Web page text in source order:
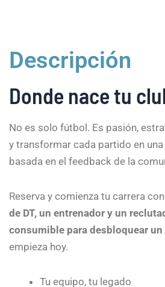
Descripción
Donde nace tu
No es solo fútbol. Es pasión,
y transformar cada partido en
basada en el feedback de la
Reserva y comienza tu carrera
de DT, un entrenador y un
consumible para desbloquear
empieza hoy.
Tu equipo, tu legado